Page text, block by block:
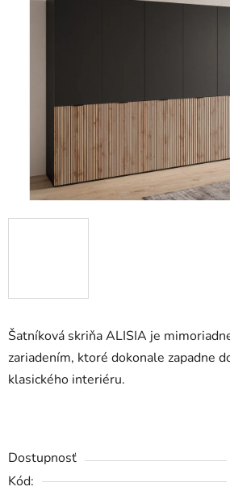
Šatníková skriňa ALISIA je
zariadením, ktoré dokonale zapadne
klasického interiéru.
Dostupnosť
Kód: